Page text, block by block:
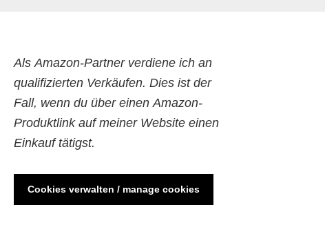
Als Amazon-Partner verdiene ich an
qualifizierten Verkäufen. Dies ist der
Fall, wenn du über einen Amazon-
Produktlink auf meiner Website einen
Einkauf tätigst.
Cookies verwalten / manage cookies